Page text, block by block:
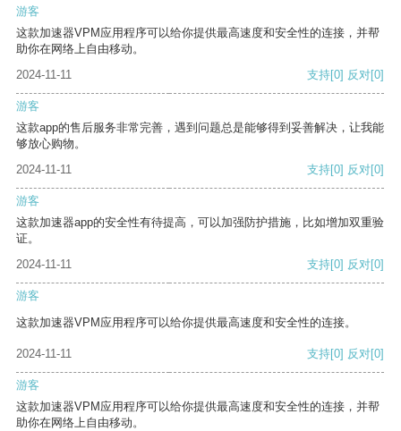
游客
这款加速器VPM应用程序可以给你提供最高速度和安全性的连接，并帮
助你在网络上自由移动。
2024-11-11
支持[0] 反对[0]
游客
这款app的售后服务非常完善，遇到问题总是能够得到妥善解决，让我能
够放心购物。
2024-11-11
支持[0] 反对[0]
游客
这款加速器app的安全性有待提高，可以加强防护措施，比如增加双重验
证。
2024-11-11
支持[0] 反对[0]
游客
这款加速器VPM应用程序可以给你提供最高速度和安全性的连接。
2024-11-11 支持[0] 反对[0]
游客
这款加速器VPM应用程序可以给你提供最高速度和安全性的连接，并帮
助你在网络上自由移动。